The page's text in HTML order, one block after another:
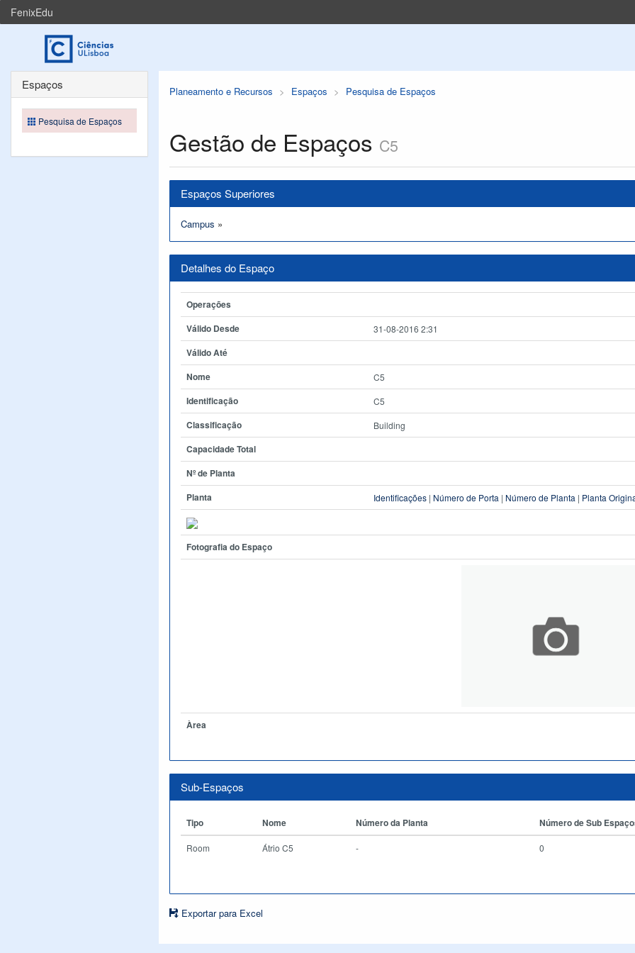
FenixEdu
Planeamento e Recursos Espaços Pesquisa de Espaços
Gestão de Espaços C5
Espaços Superiores
Campus »
Detalhes do Espaço
Operações
Válido Desde
31-08-2016 2:31
Válido Até
Nome
C5
Identificação C5
Classificação Building
Capacidade Total
Nº de Planta
Planta
Identificações | Número de Porta | Número de Planta | Planta
Fotografia do Espaço
Àrea
Sub-Espaços
Tipo Nome Número da Planta Número de Sub
Room Átrio C5 - 0
Exportar para Excel
Espaços
Pesquisa de Espaços